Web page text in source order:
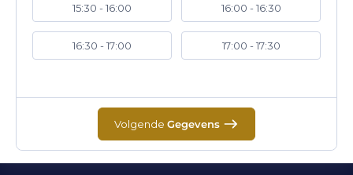
15:30 - 16:00 16:00 - 16:30
16:30 - 17:00 17:00 - 17:30
Volgende Gegevens